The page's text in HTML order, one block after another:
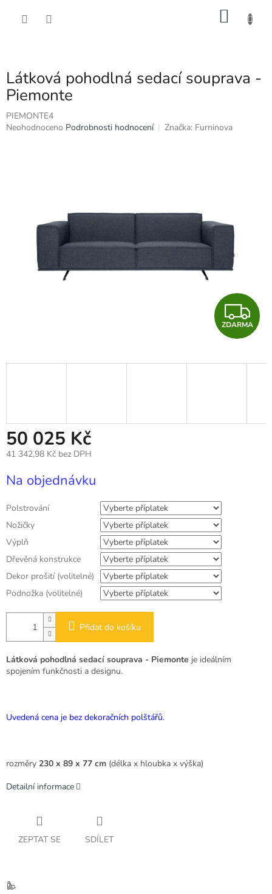
Látková pohodlná sedací souprava -
Piemonte
PIEMONTE4
Průměrné
Neohodnoceno Podrobnosti hodnocení Značka: Furninova
Z
D
A
ZDARMA
50 025 Kč
41 342,98 Kč bez DPH
cena:
Na objednávku
Polstrování
Nožičky
Výplň
Dřevěná konstrukce
Dekor prošití (volitelné)
Podnožka (volitelné)
Přidat do košíku
Látková pohodlná sedací souprava - Piemonte je ideálním
spojením funkčnosti a designu.
Uvedená cena je bez dekoračních polštářů.
rozměry 230 x 89 x 77 cm (délka x hloubka x výška)
Detailní informace
ZEPTAT SE SDÍLET